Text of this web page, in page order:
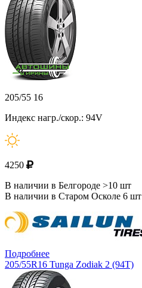
205/55 16
Индекс нагр./скор.: 94V
4250
В наличии в Белгороде >10 шт
В наличии в Старом Осколе 6 шт
Подробнее
205/55R16 Tunga Zodiak 2 (94T)